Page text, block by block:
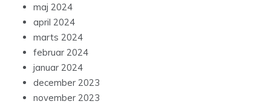
maj 2024
april 2024
marts 2024
februar 2024
januar 2024
december 2023
november 2023